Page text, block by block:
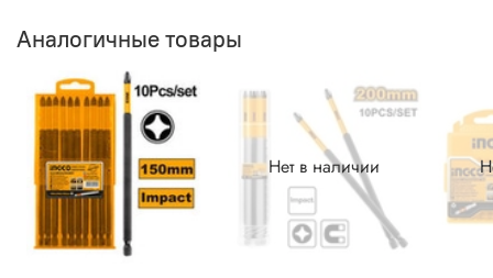
Аналогичные товары
Нет в наличии